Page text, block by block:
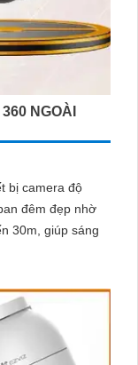
NGOÀI
bị camera độ
30m, giúp sáng